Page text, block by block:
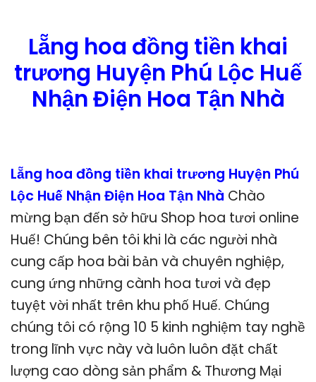
Lẵng hoa đồng tiền khai
trương Huyện Phú Lộc Huế
Nhận Điện Hoa Tận Nhà
Lẵng hoa đồng tiền khai trương Huyện Phú
Lộc Huế Nhận Điện Hoa Tận Nhà Chào
mừng bạn đến sở hữu Shop hoa tươi online
Huế! Chúng bên tôi khi là các người nhà
cung cấp hoa bài bản và chuyên nghiệp,
cung ứng những cành hoa tươi và đẹp
tuyệt vời nhất trên khu phố Huế. Chúng
chúng tôi có rộng 10 5 kinh nghiệm tay nghề
trong lĩnh vực này và luôn luôn đặt chất
lượng cao dòng sản phẩm & Thương Mại